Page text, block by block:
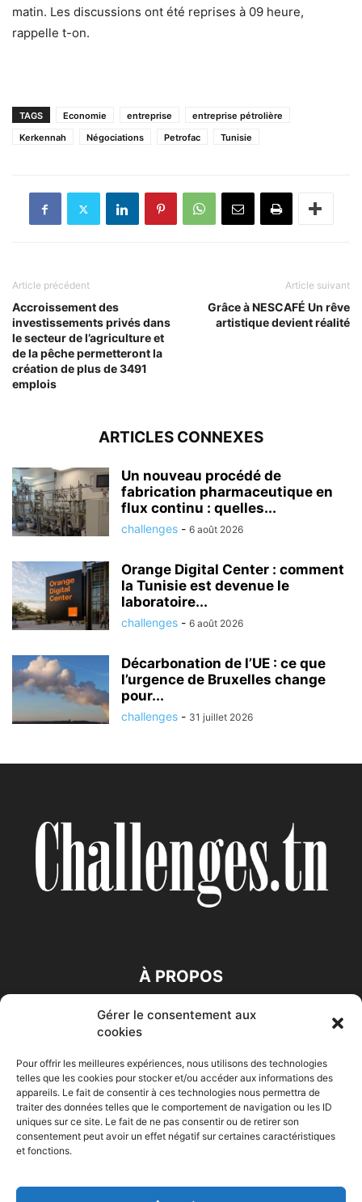
Gérer le consentement aux
cookies
Pour offrir les meilleures expériences, nous utilisons des technologies
telles que les cookies pour stocker et/ou accéder aux informations des
appareils. Le fait de consentir à ces technologies nous permettra de
traiter des données telles que le comportement de navigation ou les ID
uniques sur ce site. Le fait de ne pas consentir ou de retirer son
consentement peut avoir un effet négatif sur certaines caractéristiques
et fonctions.
matin. Les discussions ont été reprises à 09 heure,
rappelle t-on.
TAGS Economie entreprise
entreprise pétrolière
Kerkennah
Négociations Petrofac Tunisie
Article précédent
Accroissement des
investissements privés dans
le secteur de l’agriculture et
de la pêche permetteront la
création de plus de 3491
emplois
Article suivant
Grâce à NESCAFÉ Un rêve
artistique devient réalité
ARTICLES CONNEXES
Un nouveau procédé de
fabrication pharmaceutique en
flux continu : quelles...
challenges - 6 août 2026
Orange Digital Center : comment
la Tunisie est devenue le
laboratoire...
challenges - 6 août 2026
Décarbonation de l’UE : ce que
l’urgence de Bruxelles change
pour...
challenges - 31 juillet 2026
À PROPOS
SUIVEZ NOUS
Accueil Economie Entreprises Entrepreneur Afrique